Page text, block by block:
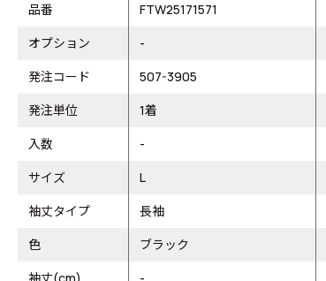
品番
FTW25171571
オプション
-
発注コード
507-3905
発注単位
1着
入数
-
サイズ
L
袖丈タイプ
長袖
色
ブラック